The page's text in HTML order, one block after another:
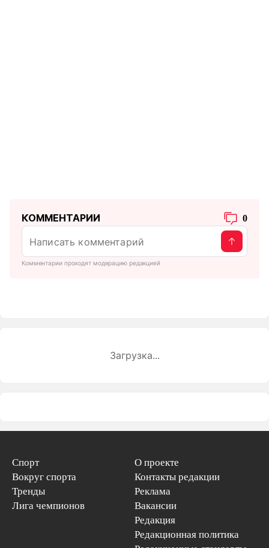
КОММЕНТАРИИ 0
Комментарии проходят модерацию редакцией
Загрузка...
Спорт
Вокруг спорта
Тренды
Лига чемпионов
О проекте
Контакты редакции
Реклама
Вакансии
Редакция
Редакционная политика